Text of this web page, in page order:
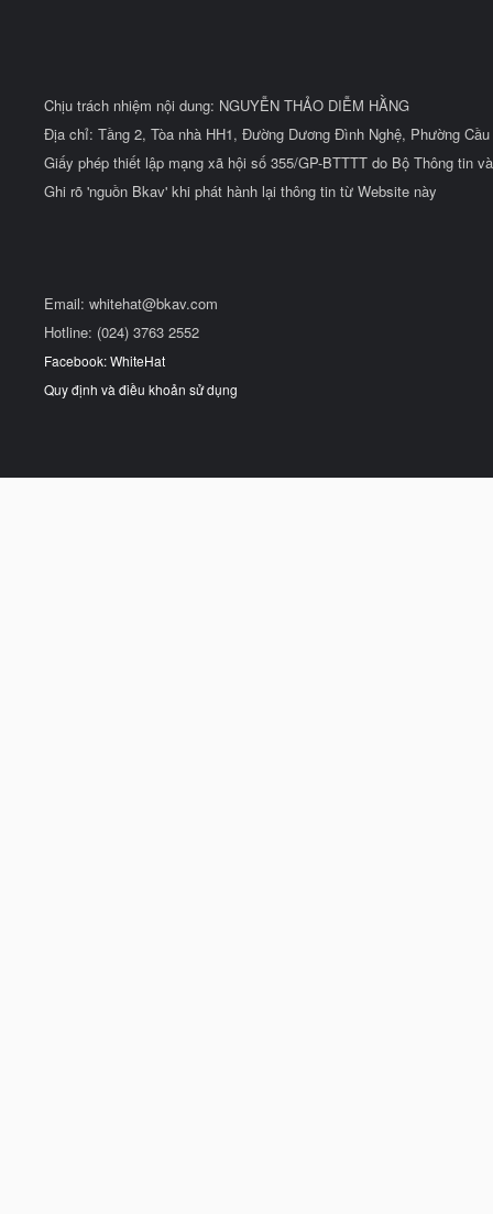
Chịu trách nhiệm nội dung: NGUYỄN THẢO DIỄM HẰNG
Địa chỉ: Tầng 2, Tòa nhà HH1, Đường Dương Đình Nghệ, Phường
Giấy phép thiết lập mạng xã hội số 355/GP-BTTTT do Bộ Thông tin
Ghi rõ 'nguồn Bkav' khi phát hành lại thông tin từ Website này
Email: whitehat@bkav.com
Hotline: (024) 3763 2552
Facebook: WhiteHat
Quy định và điều khoản sử dụng